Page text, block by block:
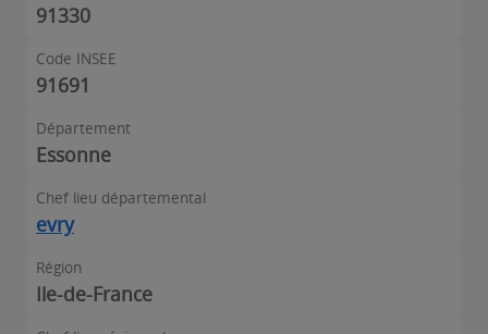
91330
Code INSEE
91691
Département
Essonne
Chef lieu départemental
evry
Région
Ile-de-France